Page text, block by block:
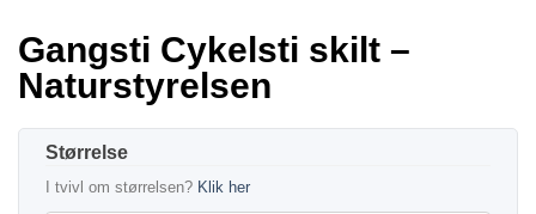
Gangsti Cykelsti skilt –
Naturstyrelsen
Størrelse
I tvivl om størrelsen? Klik her